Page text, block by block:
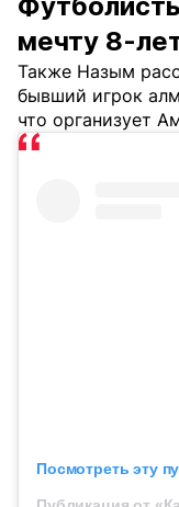
мечту 8-
Также Назым
бывший игрок
что организует
Посмотреть эту